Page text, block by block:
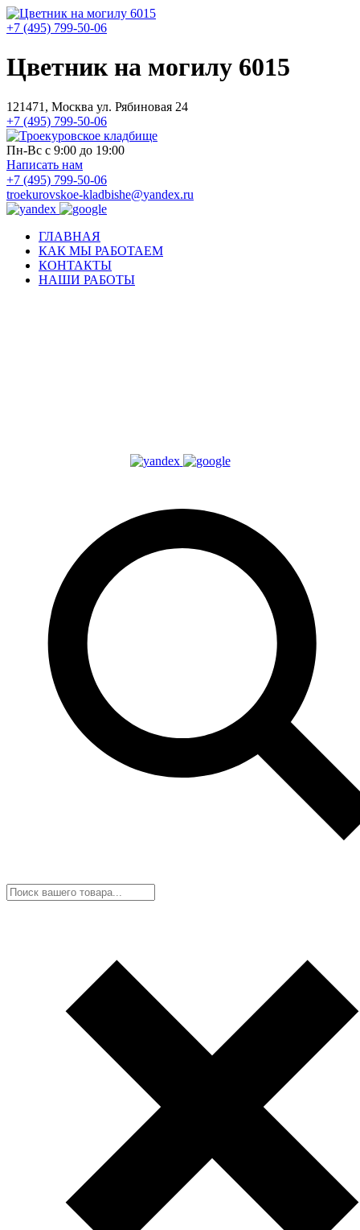
+7 (495) 799-50-06
Цветник на могилу 6015
121471, Москва ул. Рябиновая 24
+7 (495) 799-50-06
Пн-Вс с 9:00 до 19:00
Написать нам
+7 (495) 799-50-06
troekurovskoe-kladbishe@yandex.ru
ГЛАВНАЯ
КАК МЫ РАБОТАЕМ
КОНТАКТЫ
НАШИ РАБОТЫ